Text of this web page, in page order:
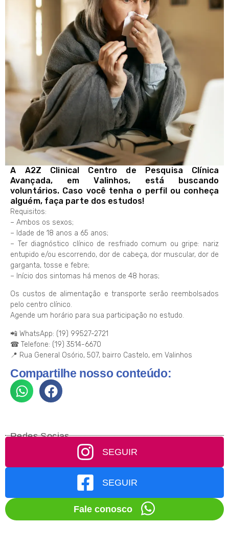
A A2Z Clinical Centro de Pesquisa Clínica
Avançada, em Valinhos, está buscando
voluntários. Caso você tenha o perfil ou conheça
alguém, faça parte dos estudos!
Requisitos:
– Ambos os sexos;
– Idade de 18 anos a 65 anos;
– Ter diagnóstico clínico de resfriado comum ou gripe: nariz
entupido e/ou escorrendo, dor de cabeça, dor muscular, dor de
garganta, tosse e febre;
– Início dos sintomas há menos de 48 horas;
Os custos de alimentação e transporte serão reembolsados
pelo centro clínico.
Agende um horário para sua participação no estudo.
📲 WhatsApp: (19) 99527-2721
☎ Telefone: (19) 3514-6670
📍 Rua General Osório, 507, bairro Castelo, em Valinhos
Compartilhe nosso conteúdo:
Redes Socias
SEGUIR
SEGUIR
Fale conosco